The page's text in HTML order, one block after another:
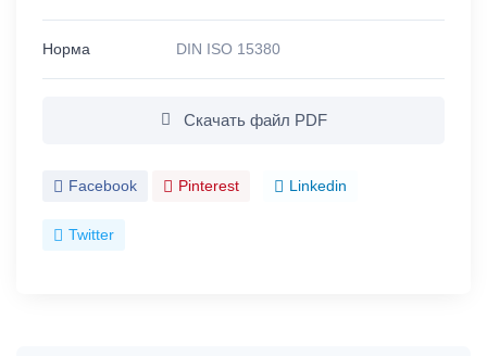
Норма DIN ISO 15380
Скачать файл PDF
Facebook Pinterest Linkedin
Twitter